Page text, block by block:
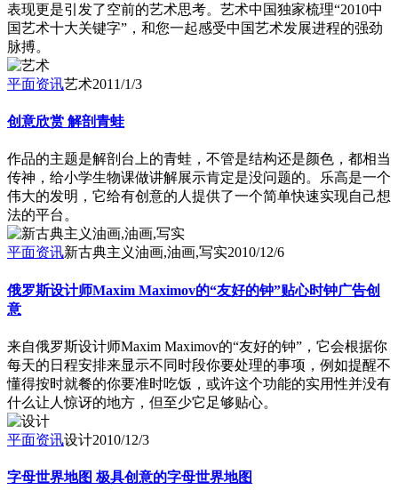
表现更是引发了空前的艺术思考。艺术中国独家梳理“2010中
国艺术十大关键字”，和您一起感受中国艺术发展进程的强劲
脉搏。
平面资讯艺术2011/1/3
创意欣赏 解剖青蛙
作品的主题是解剖台上的青蛙，不管是结构还是颜色，都相当
传神，给小学生物课做讲解展示肯定是没问题的。乐高是一个
伟大的发明，它给有创意的人提供了一个简单快速实现自己想
法的平台。
平面资讯新古典主义油画,油画,写实2010/12/6
俄罗斯设计师Maxim Maximov的“友好的钟”贴心时钟广告创
意
来自俄罗斯设计师Maxim Maximov的“友好的钟”，它会根据你
每天的日程安排来显示不同时段你要处理的事项，例如提醒不
懂得按时就餐的你要准时吃饭，或许这个功能的实用性并没有
什么让人惊讶的地方，但至少它足够贴心。
平面资讯设计2010/12/3
字母世界地图 极具创意的字母世界地图